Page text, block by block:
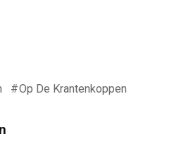
Op De Krantenkoppen